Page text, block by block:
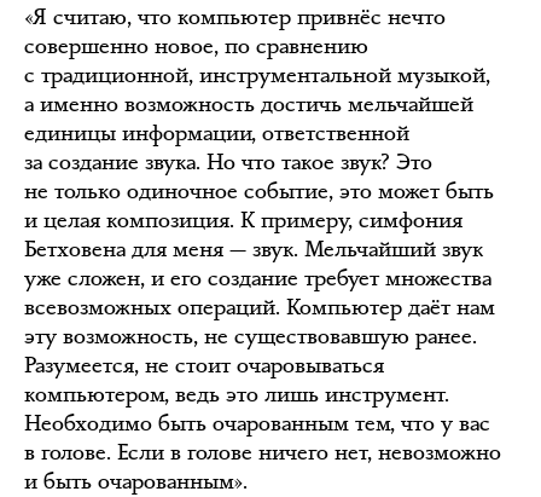
«Я считаю, что компьютер привнёс нечто
совершенно новое, по сравнению
с традиционной, инструментальной музыкой,
а именно возможность достичь мельчайшей
единицы информации, ответственной
за создание звука. Но что такое звук? Это
не только одиночное событие, это может быть
и целая композиция. К примеру, симфония
Бетховена для меня — звук. Мельчайший звук
уже сложен, и его создание требует множества
всевозможных операций. Компьютер даёт нам
эту возможность, не существовавшую ранее.
Разумеется, не стоит очаровываться
компьютером, ведь это лишь инструмент.
Необходимо быть очарованным тем, что у вас
в голове. Если в голове ничего нет, невозможно
и быть очарованным».